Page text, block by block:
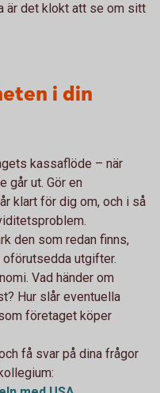
är det klokt att se om sitt
i din
kassaflöde – när
går ut. Gör en
klart för dig om, och i så
den som redan finns,
utgifter.
Vad händer om
Hur slår eventuella
företaget köper
få svar på dina frågor